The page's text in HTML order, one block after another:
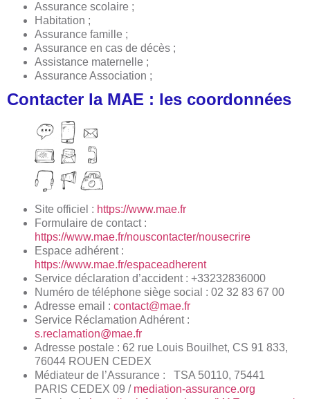
Assurance scolaire ;
Habitation ;
Assurance famille ;
Assurance en cas de décès ;
Assistance maternelle ;
Assurance Association ;
Contacter la MAE : les coordonnées
Site officiel : https://www.mae.fr
Formulaire de contact :
https://www.mae.fr/nouscontacter/nousecrire
Espace adhérent :
https://www.mae.fr/espaceadherent
Service déclaration d’accident : +33232836000
Numéro de téléphone siège social : 02 32 83 67 00
Adresse email : contact@mae.fr
Service Réclamation Adhérent :
s.reclamation@mae.fr
Adresse postale : 62 rue Louis Bouilhet, CS 91 833,
76044 ROUEN CEDEX
Médiateur de l’Assurance :
TSA 50110, 75441
PARIS CEDEX 09 / mediation-assurance.org